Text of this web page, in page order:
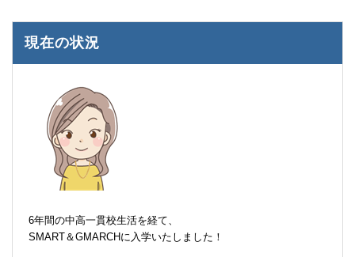
現在の状況
6年間の中高一貫校生活を経て、
SMART＆GMARCHに入学いたしました！